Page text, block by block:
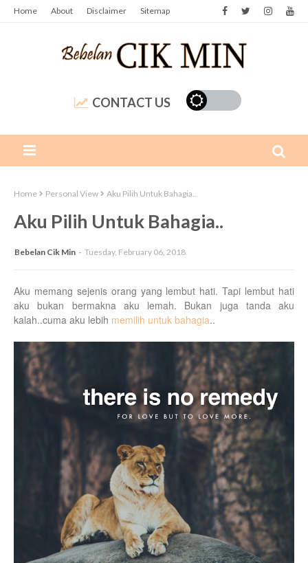
Home About Disclaimer Sitemap
CONTACT US
Home Personal View Aku Pilih Untuk Bahagia..
Aku Pilih Untuk Bahagia..
Bebelan Cik Min Tuesday, February 06, 2018
Aku memang sejenis orang yang lembut hati. Tapi lembut hati
aku bukan bermakna aku lemah. Bukan juga tanda aku
kalah..cuma aku lebih memilih untuk bahagia..